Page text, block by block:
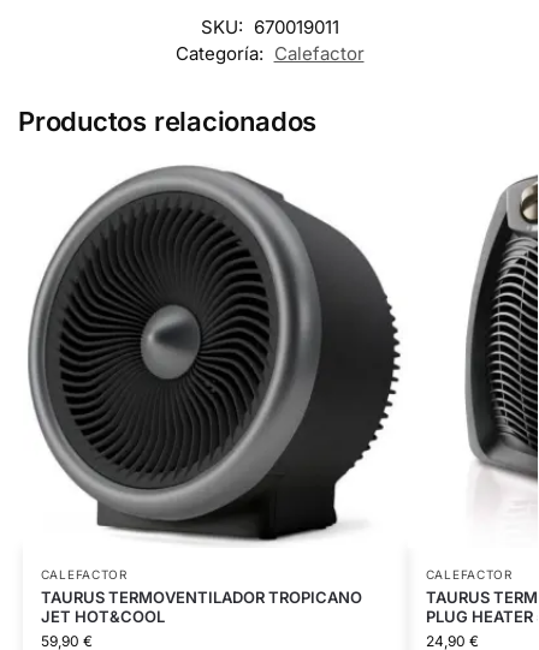
SKU: 670019011
Categoría: Calefactor
Productos relacionados
CALEFACTOR
TAURUS TERMOVENTILADOR TROPICANO
JET HOT&COOL
59,90 €
CALEFACTOR
TAURUS
PLUG
24,90 €